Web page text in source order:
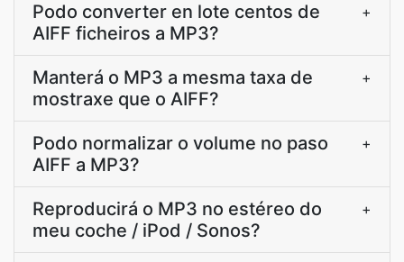
Podo converter en lote centos de
AIFF ficheiros a MP3?
+
Manterá o MP3 a mesma taxa de
mostraxe que o AIFF?
+
Podo normalizar o volume no paso
AIFF a MP3?
+
Reproducirá o MP3 no estéreo do
meu coche / iPod / Sonos?
+